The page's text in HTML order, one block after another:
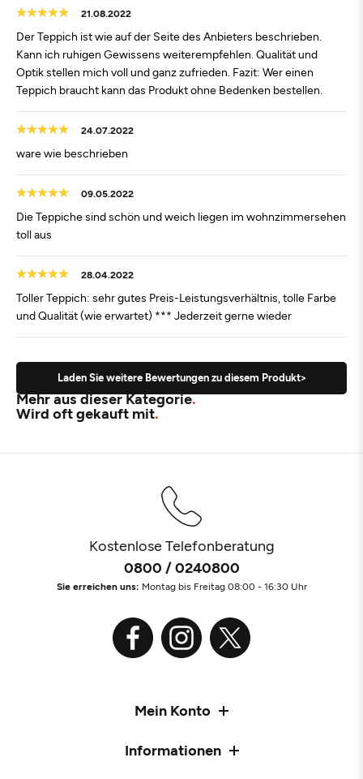
21.08.2022
Der Teppich ist wie auf der Seite des Anbieters beschrieben.
Kann ich ruhigen Gewissens weiterempfehlen. Qualität und
Optik stellen mich voll und ganz zufrieden. Fazit: Wer einen
Teppich braucht kann das Produkt ohne Bedenken bestellen.
24.07.2022
ware wie beschrieben
09.05.2022
Die Teppiche sind schön und weich liegen im wohnzimmersehen
toll aus
28.04.2022
Toller Teppich: sehr gutes Preis-Leistungsverhältnis, tolle Farbe
und Qualität (wie erwartet) *** Jederzeit gerne wieder
Laden Sie weitere Bewertungen zu diesem Produkt>
Mehr aus dieser Kategorie
Wird oft gekauft mit
Kostenlose Telefonberatung
0800 / 0240800
Sie erreichen uns: Montag bis Freitag 08:00 - 16:30 Uhr
Mein Konto
Informationen